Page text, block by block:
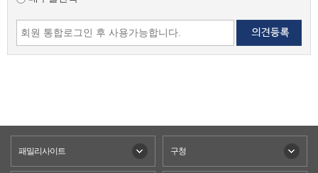
패밀리사이트 구청